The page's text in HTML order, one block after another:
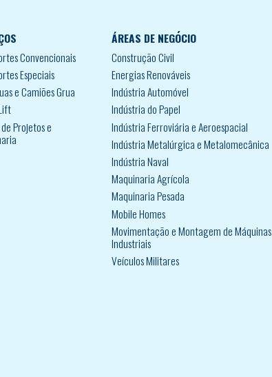
Convencionais
Especiais
e Camiões Grua
Projetos e
ÁREAS DE NEGÓCIO
Construção Civil
Energias Renováveis
Indústria Automóvel
Indústria do Papel
Indústria Ferroviária e Aeroespacial
Indústria Metalúrgica e Metalomecânica
Indústria Naval
Maquinaria Agrícola
Maquinaria Pesada
Mobile Homes
Movimentação e Montagem de Máquinas
Industriais
Veículos Militares